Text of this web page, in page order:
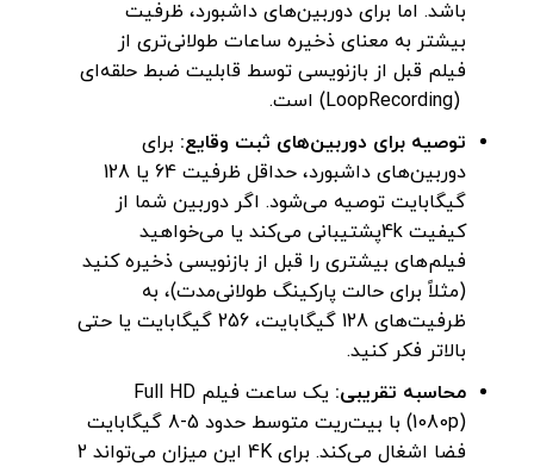
باشد. اما برای دوربین‌های داشبورد، ظرفیت
بیشتر به معنای ذخیره ساعات طولانی‌تری از
فیلم قبل از بازنویسی توسط قابلیت ضبط حلقه‌ای
(LoopRecording) است.
توصیه برای دوربین‌های ثبت وقایع: برای
دوربین‌های داشبورد، حداقل ظرفیت 64 یا 128
گیگابایت توصیه می‌شود. اگر دوربین شما از
کیفیت 4kپشتیبانی می‌کند یا می‌خواهید
فیلم‌های بیشتری را قبل از بازنویسی ذخیره کنید
(مثلاً برای حالت پارکینگ طولانی‌مدت)، به
ظرفیت‌های 128 گیگابایت، 256 گیگابایت یا حتی
بالاتر فکر کنید.
محاسبه تقریبی:
یک ساعت فیلم Full HD
(1080p) با بیت‌ریت متوسط حدود 5-8 گیگابایت
فضا اشغال می‌کند. برای 4K این میزان می‌تواند 2